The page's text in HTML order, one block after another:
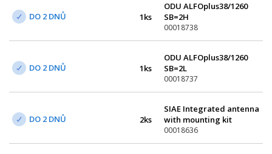
DO 2 DNŮ 1ks
ODU ALFOplus38/1260
SB=2H
00018738
DO 2 DNŮ 1ks
ODU ALFOplus38/1260
SB=2L
00018737
DO 2 DNŮ 2ks
SIAE Integrated antenna
with mounting kit
included (0.6m, single
pol.) 38 GHz
00018636